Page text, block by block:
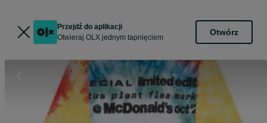
Przejdź do aplikacji
Otwieraj OLX jednym tapnięciem
Otwórz